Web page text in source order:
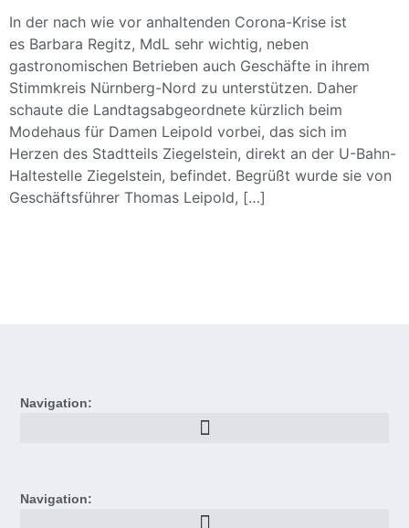
In der nach wie vor anhaltenden Corona-Krise ist
es Barbara Regitz, MdL sehr wichtig, neben
gastronomischen Betrieben auch Geschäfte in ihrem
Stimmkreis Nürnberg-Nord zu unterstützen. Daher
schaute die Landtagsabgeordnete kürzlich beim
Modehaus für Damen Leipold vorbei, das sich im
Herzen des Stadtteils Ziegelstein, direkt an der U-Bahn-
Haltestelle Ziegelstein, befindet. Begrüßt wurde sie von
Geschäftsführer Thomas Leipold, […]
Navigation:
Navigation: